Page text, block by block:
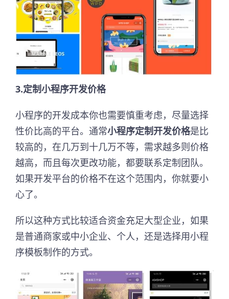
3.定制小程序开发价格
小程序的开发成本你也需要慎重考虑，尽量选择
性价比高的平台。通常小程序定制开发价格是比
较高的，在几万到十几万不等，需求越多则价格
越高，而且每次更改功能，都要联系定制团队。
如果开发平台的价格不在这个范围内，你就要小
心了。
所以这种方式比较适合资金充足大型企业，如果
是普通商家或中小企业、个人，还是选择用小程
序模板制作的方式。